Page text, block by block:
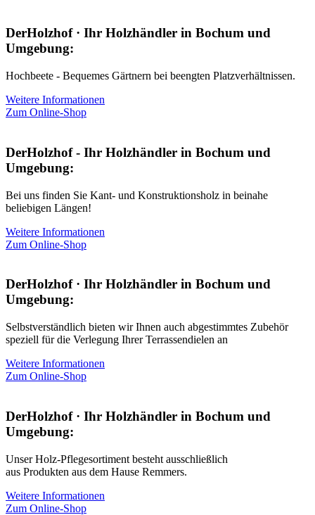
DerHolzhof · Ihr Holzhändler in Bochum und
Umgebung:
Hochbeete - Bequemes Gärtnern bei beengten Platzverhältnissen.
Weitere Informationen
Zum Online-Shop
DerHolzhof - Ihr Holzhändler in Bochum und
Umgebung:
Bei uns finden Sie Kant- und Konstruktionsholz in beinahe
beliebigen Längen!
Weitere Informationen
Zum Online-Shop
DerHolzhof · Ihr Holzhändler in Bochum und
Umgebung:
Selbstverständlich bieten wir Ihnen auch abgestimmtes Zubehör
speziell für die Verlegung Ihrer Terrassendielen an
Weitere Informationen
Zum Online-Shop
DerHolzhof · Ihr Holzhändler in Bochum und
Umgebung:
Unser Holz-Pflegesortiment besteht ausschließlich
aus Produkten aus dem Hause Remmers.
Weitere Informationen
Zum Online-Shop